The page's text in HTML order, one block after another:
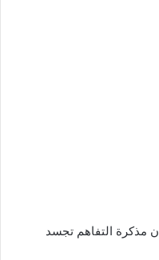
مذكرة التفاهم تجسد